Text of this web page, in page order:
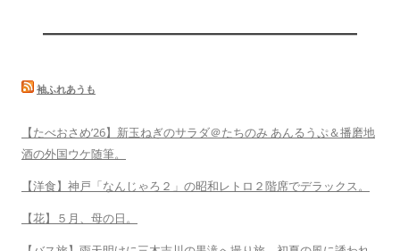
袖ふれあうも
【たべおさめ’26】新玉ねぎのサラダ＠たちのみ あんるうぷ＆播磨地
酒の外国ウケ随筆。
【洋食】神戸「なんじゃろ２」の昭和レトロ２階席でデラックス。
【花】５月、母の日。